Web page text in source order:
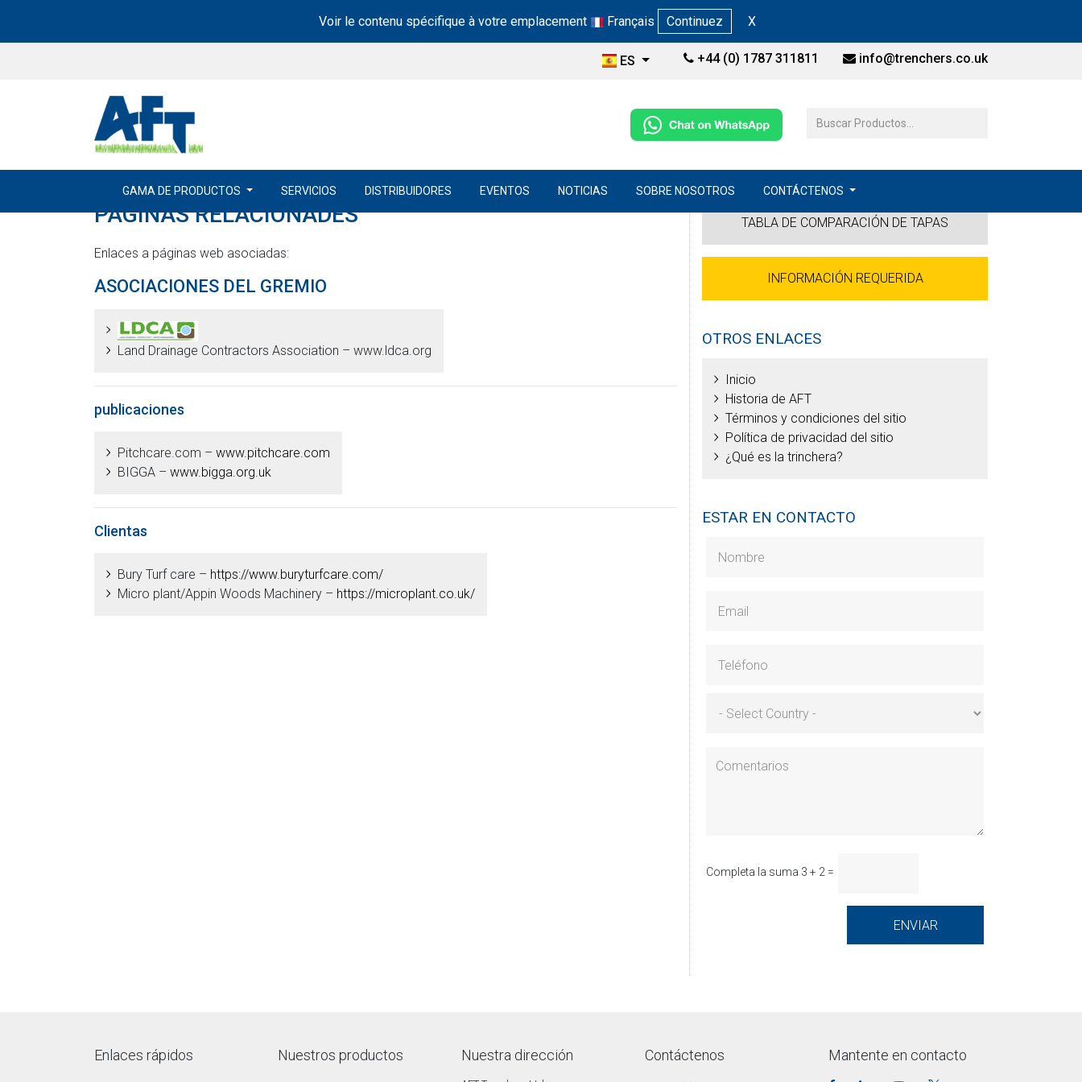
Voir le contenu spécifique à votre emplacement Français Continuez X
+44 (0) 1787 311811 info@trenchers.co.uk
ES
GAMA DE PRODUCTOS SERVICIOS DISTRIBUIDORES EVENTOS NOTICIAS SOBRE NOSOTROS CONTÁCTENOS
PAGINAS RELACIONADES
Enlaces a páginas web asociadas:
ASOCIACIONES DEL GREMIO
Land Drainage Contractors Association – www.ldca.org
publicaciones
Pitchcare.com – www.pitchcare.com
BIGGA – www.bigga.org.uk
Clientas
Bury Turf care – https://www.buryturfcare.com/
Micro plant/Appin Woods Machinery – https://microplant.co.uk/
TABLA DE COMPARACIÓN DE TAPAS
INFORMACIÓN REQUERIDA
OTROS ENLACES
Inicio
Historia de AFT
Términos y condiciones del sitio
Política de privacidad del sitio
¿Qué es la trinchera?
ESTAR EN CONTACTO
Completa la suma 3 + 2 =
Enlaces rápidos Nuestros productos Nuestra dirección Contáctenos Mantente en contacto